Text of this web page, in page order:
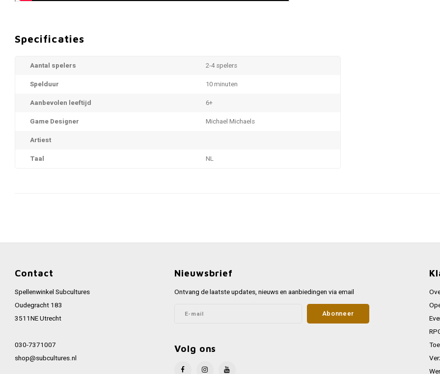
Specificaties
Aantal spelers
2-4 spelers
Spelduur
10 minuten
Aanbevolen leeftijd
6+
Game Designer
Michael Michaels
Artiest
Taal
NL
Contact
Spellenwinkel Subcultures
Oudegracht 183
3511NE Utrecht
030-7371007
shop@subcultures.nl
Nieuwsbrief
Ontvang de laatste updates, nieuws en aanbiedingen via email
Abonneer
Volg ons